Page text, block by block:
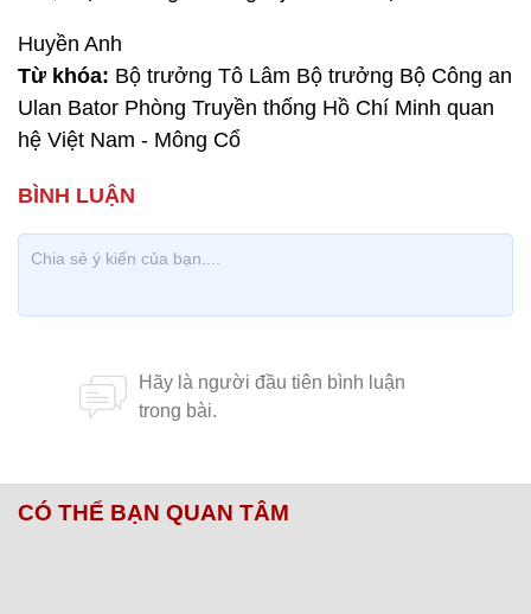
Huyền Anh
Từ khóa: Bộ trưởng Tô Lâm Bộ trưởng Bộ Công an
Ulan Bator Phòng Truyền thống Hồ Chí Minh quan
hệ Việt Nam - Mông Cổ
CÓ THỂ BẠN QUAN TÂM